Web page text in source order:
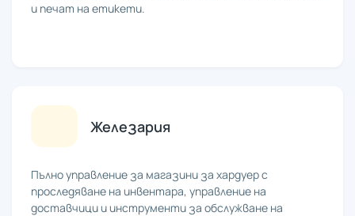
и печат на етикети.
Железария
Пълно управление за магазини за хардуер с
проследяване на инвентара, управление на
доставчици и инструменти за обслужване на